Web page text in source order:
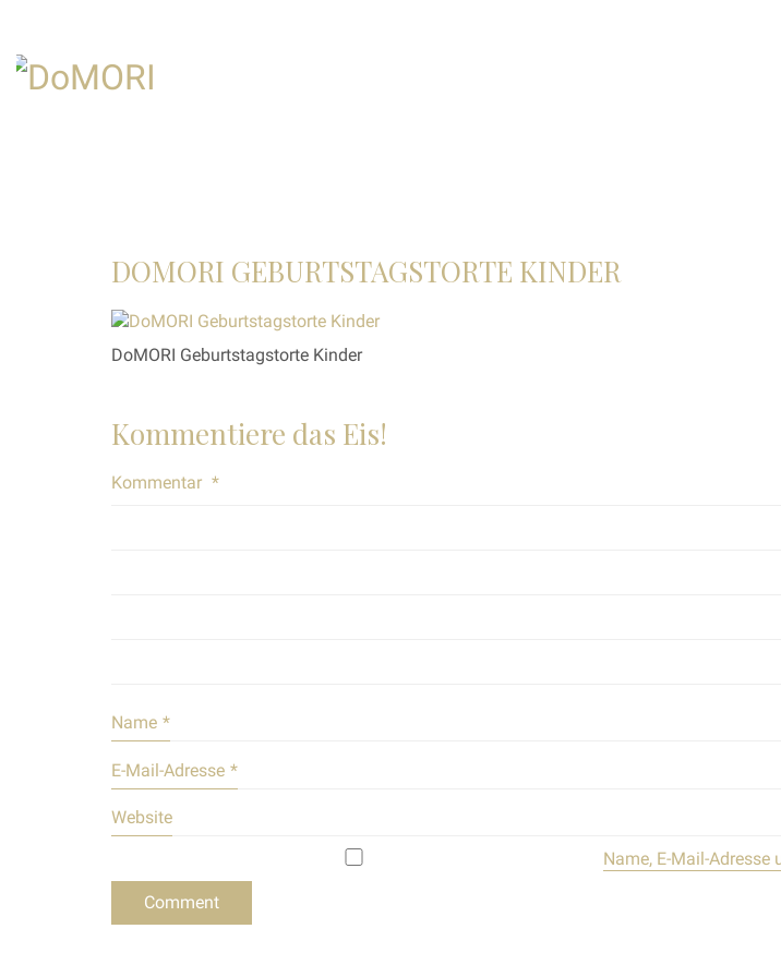
DOMORI GEBURTSTAGSTORTE KINDER
DoMORI Geburtstagstorte Kinder
Kommentiere das Eis!
Kommentar *
Name *
E-Mail-Adresse *
Website
Name, E-Mail-